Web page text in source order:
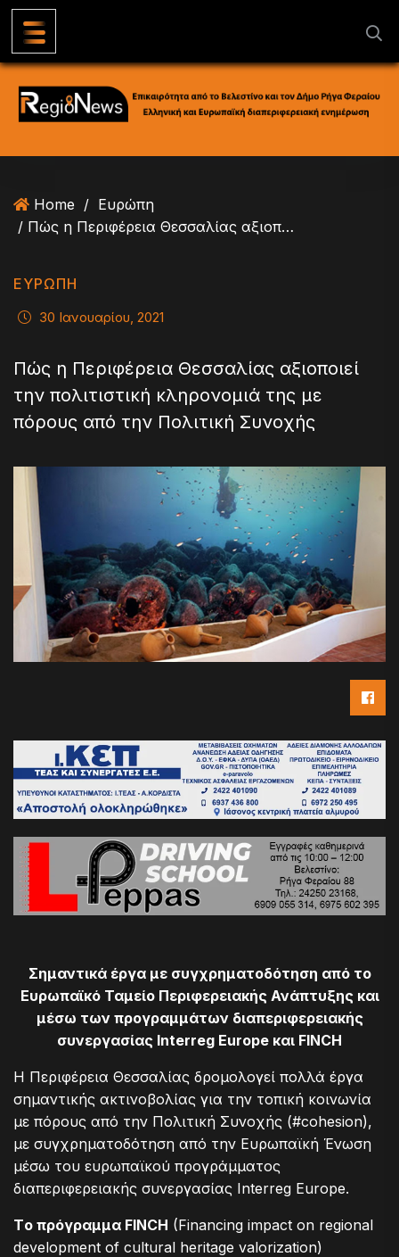
Home / Ευρώπη
/ Πώς η Περιφέρεια Θεσσαλίας αξιοποιεί την πολιτιστική κληρονομιά της με πόρους από την Πολιτική Συνοχής
ΕΥΡΏΠΗ
30 Ιανουαρίου, 2021
Πώς η Περιφέρεια Θεσσαλίας αξιοποιεί
την πολιτιστική κληρονομιά της με
πόρους από την Πολιτική Συνοχής
Σημαντικά έργα με συγχρηματοδότηση από το
Ευρωπαϊκό Ταμείο Περιφερειακής Ανάπτυξης και
μέσω των προγραμμάτων διαπεριφερειακής
συνεργασίας Interreg Europe και FINCH
Η Περιφέρεια Θεσσαλίας δρομολογεί πολλά έργα
σημαντικής ακτινοβολίας για την τοπική κοινωνία
με πόρους από την Πολιτική Συνοχής (#cohesion),
με συγχρηματοδότηση από την Ευρωπαϊκή Ένωση
μέσω του ευρωπαϊκού προγράμματος
διαπεριφερειακής συνεργασίας Interreg Europe.
Tο πρόγραμμα FINCH (Financing impact on regional
development of cultural heritage valorization)